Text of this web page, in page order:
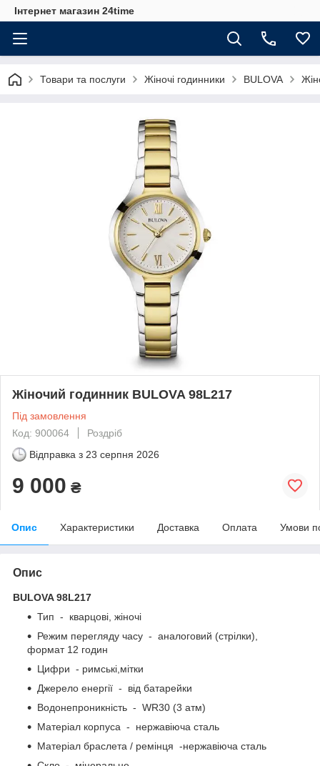
Інтернет магазин 24time
Товари та послуги Жіночі годинники BULOVA
Жіночий годинник BULOVA 98L217
Під замовлення
Код: 900064
Роздріб
Відправка з 23 серпня 2026
9 000 ₴
Опис Характеристики Доставка Оплата Умови
Опис
BULOVA 98L217
Тип - кварцові, жіночі
Режим перегляду часу - аналоговий (стрілки),
формат 12 годин
Цифри - римські,мітки
Джерело енергії - від батарейки
Водонепроникність - WR30 (3 атм)
Матеріал корпуса - нержавіюча сталь
Матеріал браслета / ремінця -нержавіюча сталь